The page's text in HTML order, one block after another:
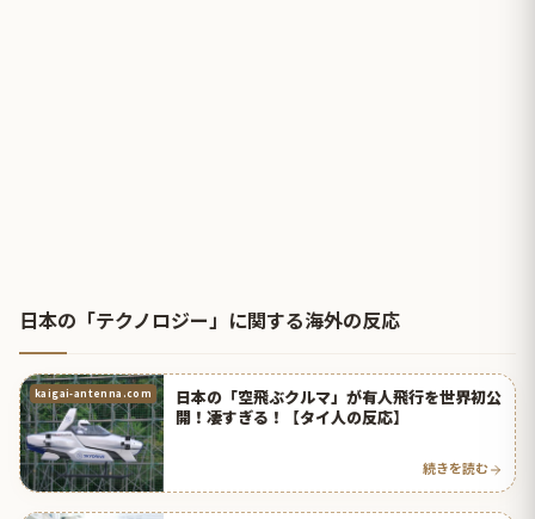
日本の「テクノロジー」に関する海外の反応
kaigai-antenna.com
日本の「空飛ぶクルマ」が有人飛行を世界初公
開！凄すぎる！【タイ人の反応】
続きを読む